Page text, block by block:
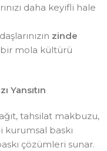
daha keyifli hale
zinde
mola kültürü
Yansıtın
tahsilat makbuzu,
kurumsal baskı
çözümleri sunar.